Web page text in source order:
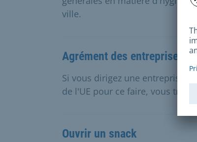
ville.
Agrément des entreprises
Si vous dirigez une entreprise
de l'UE pour ce faire, vous
Ouvrir un snack